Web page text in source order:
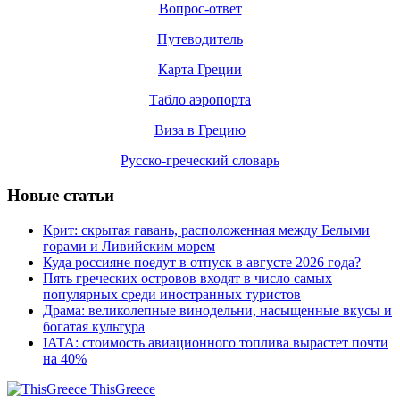
Вопрос-ответ
Путеводитель
Карта Греции
Табло аэропорта
Виза в Грецию
Русско-греческий словарь
Новые статьи
Крит: скрытая гавань, расположенная между Белыми
горами и Ливийским морем
Куда россияне поедут в отпуск в августе 2026 года?
Пять греческих островов входят в число самых
популярных среди иностранных туристов
Драма: великолепные винодельни, насыщенные вкусы и
богатая культура
IATA: стоимость авиационного топлива вырастет почти
на 40%
ThisGreece